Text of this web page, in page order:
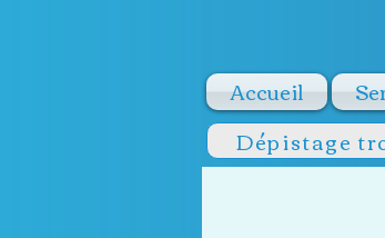
Accueil
Dépistage